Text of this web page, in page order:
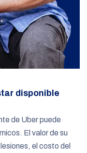
disponible
de Uber puede
El valor de su
el costo del